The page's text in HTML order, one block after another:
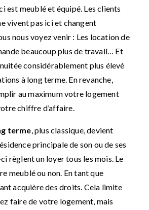
est meublé et équipé. Les clients
vivent pas ici et changent
nous voyez venir : Les location de
beaucoup plus de travail… Et
considérablement plus élevé
à long terme. En revanche,
au maximum votre logement
chiffre d’affaire.
terme, plus classique, devient
principale de son ou de ses
règlent un loyer tous les mois. Le
meublé ou non. En tant que
acquière des droits. Cela limite
faire de votre logement, mais